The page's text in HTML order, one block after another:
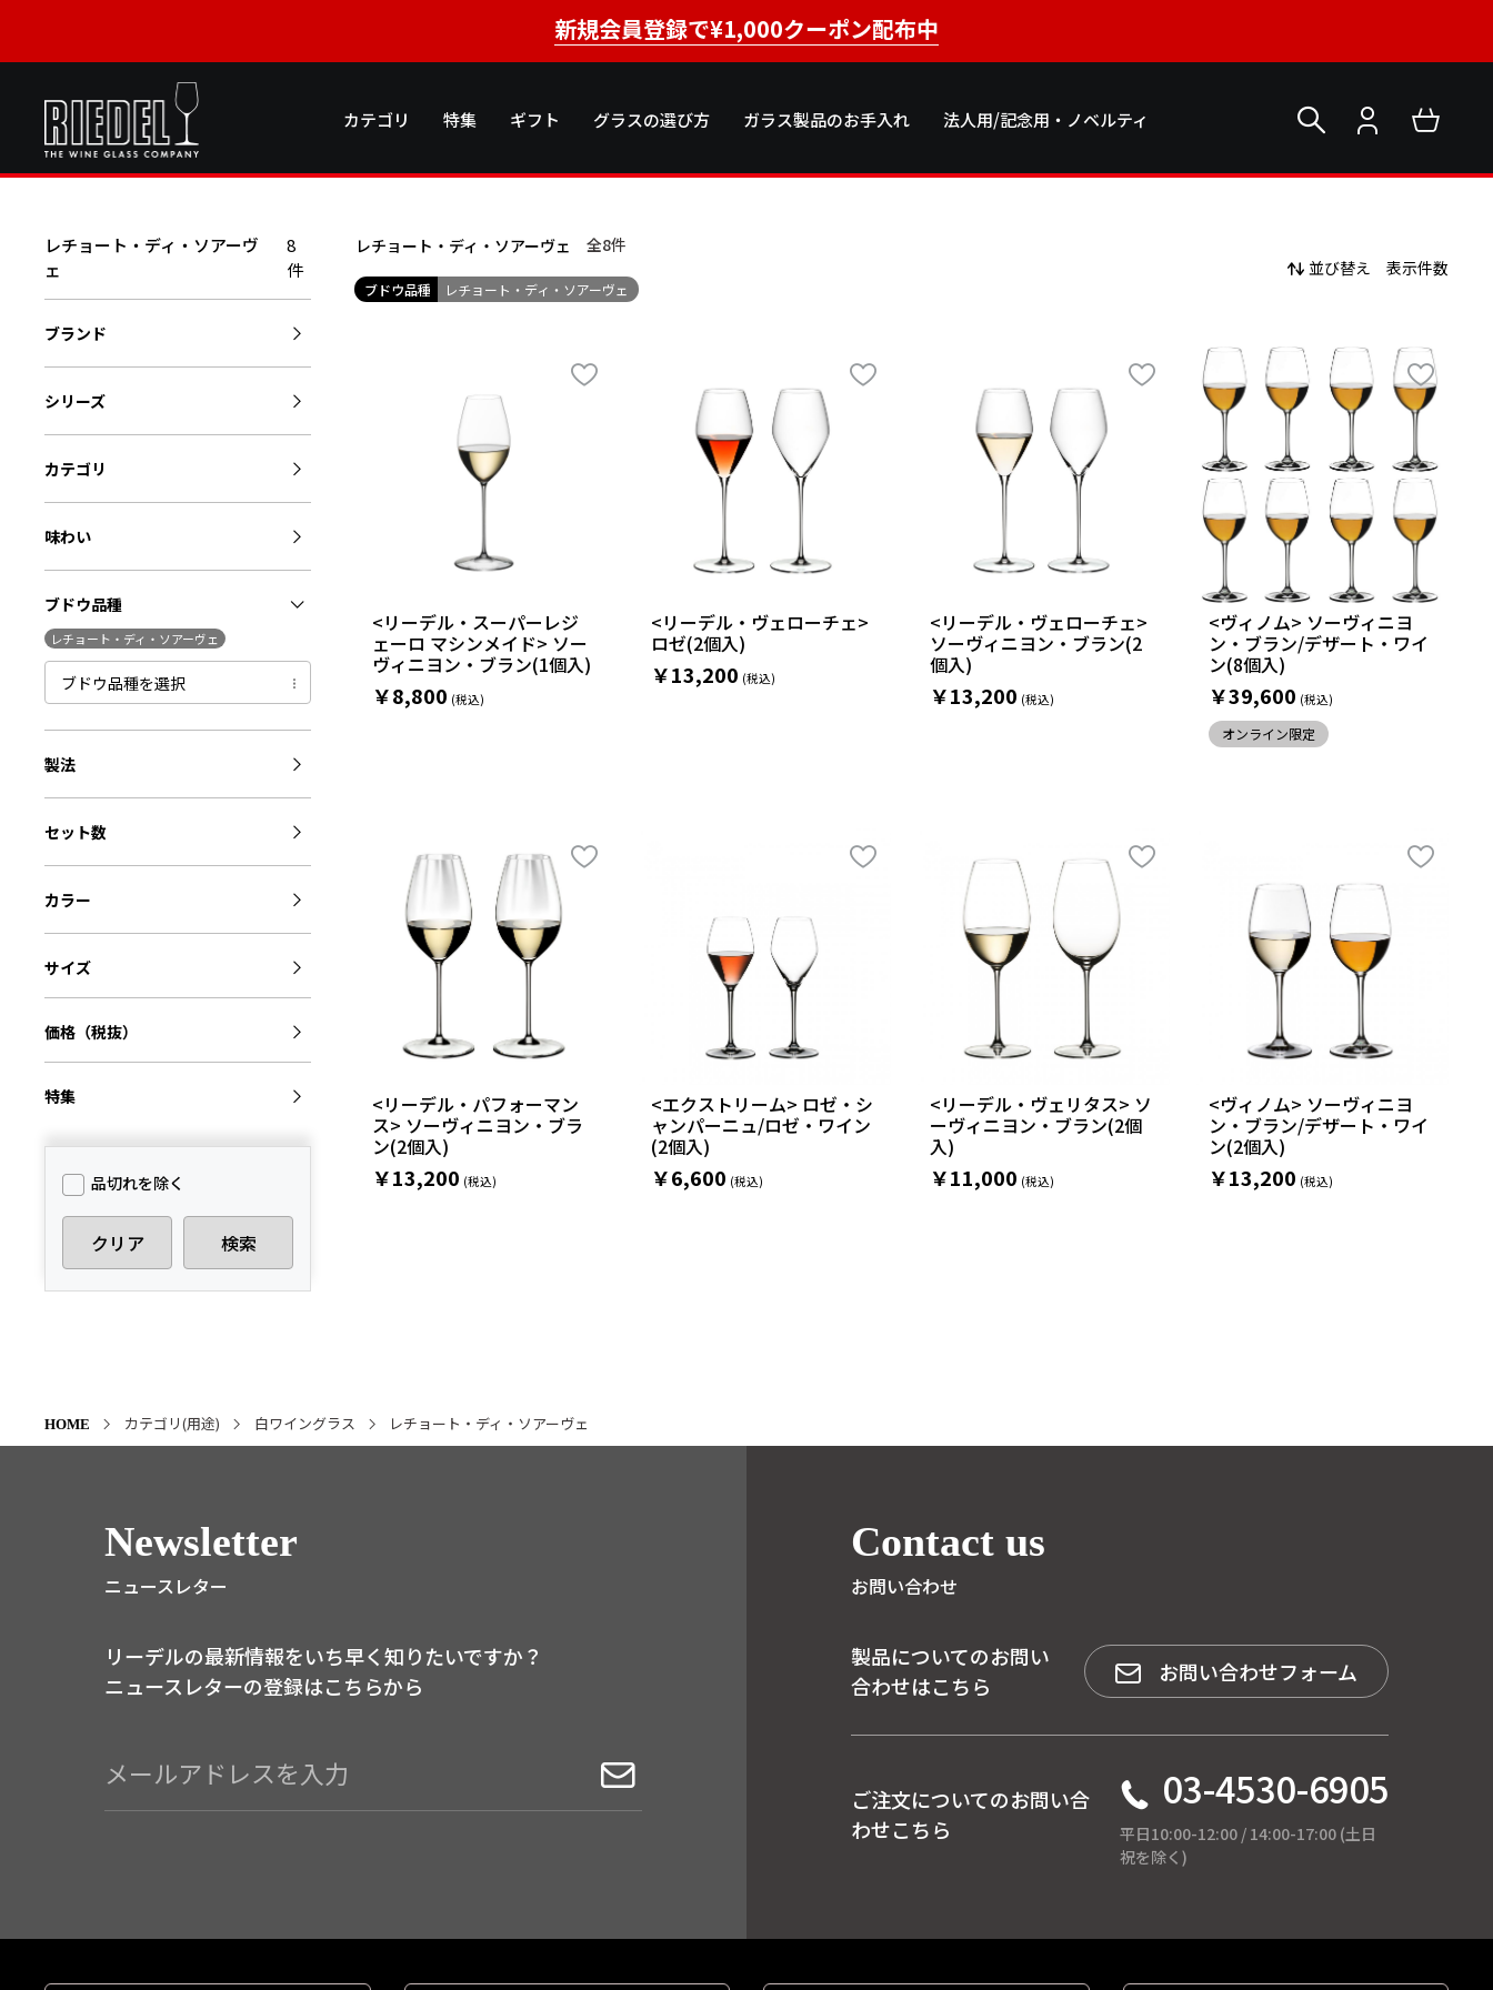
新規会員登録で¥1,000クーポン配布中
カテゴリ 特集 ギフト グラスの選び方 ガラス製品のお手入れ 法人用/記念用・ノベルティ
レチョート・ディ・ソアーヴェ 全8件
ブドウ品種 レチョート・ディ・ソアーヴェ
並び替え 表示件数
<リーデル・スーパーレジ
ェーロ マシンメイド> ソー
ヴィニヨン・ブラン(1個入)
￥8,800
<リーデル・ヴェローチェ>
ロゼ(2個入)
￥13,200
<リーデル・ヴェローチェ>
ソーヴィニヨン・ブラン(2
個入)
￥13,200
<ヴィノム> ソーヴィニヨ
ン・ブラン/デザート・ワイ
ン(8個入)
￥39,600
オンライン限定
<リーデル・パフォーマン
ス> ソーヴィニヨン・ブラ
ン(2個入)
￥13,200
<エクストリーム> ロゼ・シ
ャンパーニュ/ロゼ・ワイン
(2個入)
￥6,600
<リーデル・ヴェリタス> ソ
ーヴィニヨン・ブラン(2個
入)
￥11,000
<ヴィノム> ソーヴィニヨ
ン・ブラン/デザート・ワイ
ン(2個入)
￥13,200
レチョート・ディ・ソアーヴ
ェ
8
件
ブランド
シリーズ
カテゴリ
味わい
ブドウ品種
レチョート・ディ・ソアーヴェ
ブドウ品種を選択
製法
セット数
カラー
サイズ
価格（税抜）
特集
品切れを除く
クリア 検索
HOME カテゴリ(用途) 白ワイングラス レチョート・ディ・ソアーヴェ
Newsletter
ニュースレター
リーデルの最新情報をいち早く知りたいですか？
ニュースレターの登録はこちらから
Contact us
お問い合わせ
製品についてのお問い
合わせはこちら
お問い合わせフォーム
ご注文についてのお問い合
わせこちら
03-4530-6905
平日10:00-12:00 / 14:00-17:00 (土日
祝を除く)